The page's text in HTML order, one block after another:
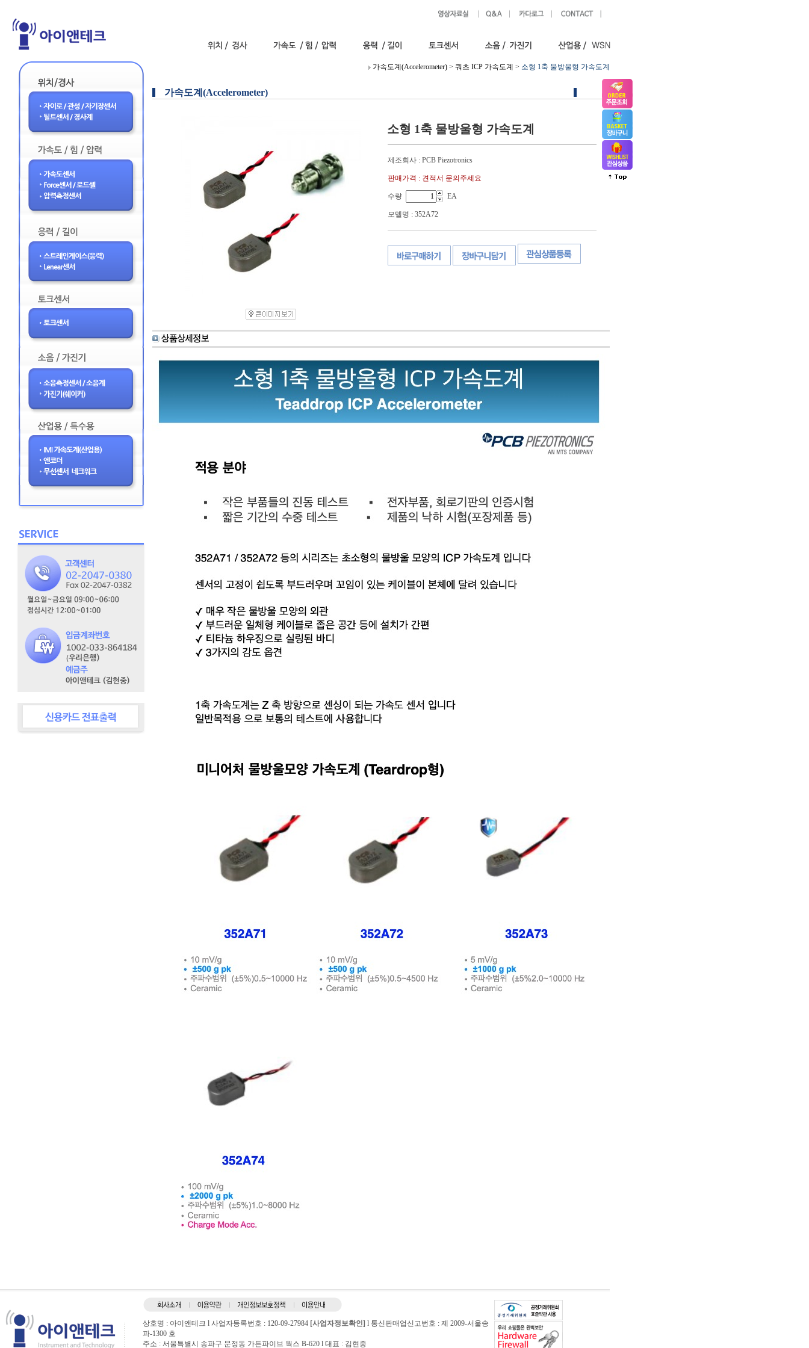
가속도계(Accelerometer) > 쿼츠 ICP 가속도계 > 소형 1축 물방울형 가속도계
가속도계(Accelerometer)
소형 1축 물방울형 가속도계
제조회사 : PCB Piezotronics
판매가격 : 견적서 문의주세요
수량 EA
모델명 : 352A72
상호명 : 아이앤테크 l 사업자등록번호 : 120-09-27984 [사업자정보확인] l 통신판매업신고번호 : 제 2009-서울송
파-1300 호
주소 : 서울특별시 송파구 문정동 가든파이브 웍스 B-620 l 대표 : 김현중